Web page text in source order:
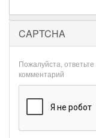
CAPTCHA
Пожалуйста,
комментарий